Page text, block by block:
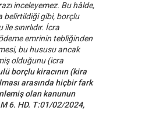
inceleyemez. Bu hâlde,
belirtildiği gibi, borçlu
sınırlıdır. İcra
emrinin tebliğinden
bu hususu ancak
olduğunu (icra
borçlu kiracının (kira
arasında hiçbir fark
olan kanunun
6. HD. T:01/02/2024,